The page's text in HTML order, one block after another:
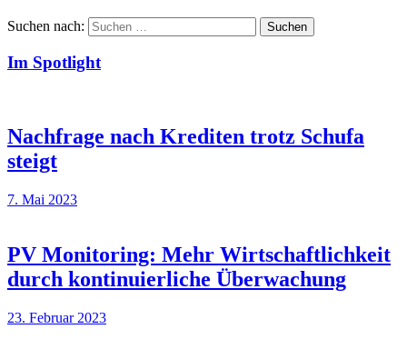
Suchen nach: Suchen
Im Spotlight
Nachfrage nach Krediten trotz Schufa
steigt
7. Mai 2023
PV Monitoring: Mehr Wirtschaftlichkeit
durch kontinuierliche Überwachung
23. Februar 2023